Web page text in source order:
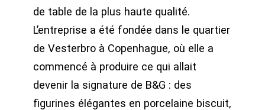
de table de la plus haute qualité.
L’entreprise a été fondée dans le quartier
de Vesterbro à Copenhague, où elle a
commencé à produire ce qui allait
devenir la signature de B&G : des
figurines élégantes en porcelaine biscuit,